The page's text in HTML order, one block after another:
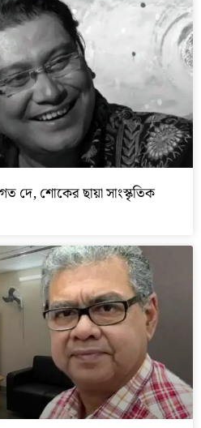
দে, শোকের ছায়া সাংস্কৃতিক